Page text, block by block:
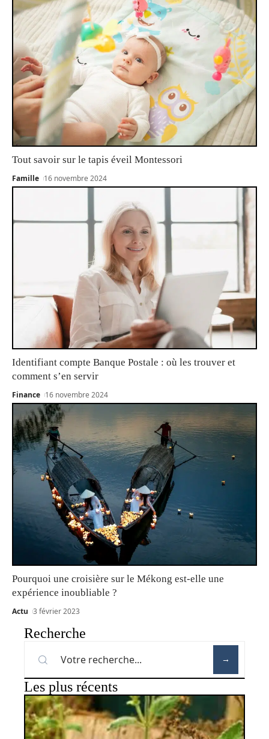
Tout savoir sur le tapis éveil Montessori
Famille 16 novembre 2024
Identifiant compte Banque Postale : où les trouver et
comment s’en servir
Finance 16 novembre 2024
Pourquoi une croisière sur le Mékong est-elle une
expérience inoubliable ?
Actu 3 février 2023
Recherche
Les plus récents